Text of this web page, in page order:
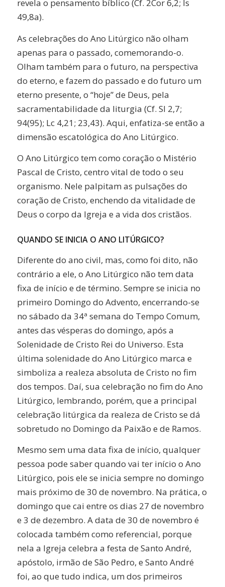
revela o pensamento bíblico (Cf. 2Cor 6,2; Is
49,8a).
As celebrações do Ano Litúrgico não olham
apenas para o passado, comemorando-o.
Olham também para o futuro, na perspectiva
do eterno, e fazem do passado e do futuro um
eterno presente, o “hoje” de Deus, pela
sacramentabilidade da liturgia (Cf. Sl 2,7;
94(95); Lc 4,21; 23,43). Aqui, enfatiza-se então a
dimensão escatológica do Ano Litúrgico.
O Ano Litúrgico tem como coração o Mistério
Pascal de Cristo, centro vital de todo o seu
organismo. Nele palpitam as pulsações do
coração de Cristo, enchendo da vitalidade de
Deus o corpo da Igreja e a vida dos cristãos.
QUANDO SE INICIA O ANO LITÚRGICO?
Diferente do ano civil, mas, como foi dito, não
contrário a ele, o Ano Litúrgico não tem data
fixa de início e de término. Sempre se inicia no
primeiro Domingo do Advento, encerrando-se
no sábado da 34ª semana do Tempo Comum,
antes das vésperas do domingo, após a
Solenidade de Cristo Rei do Universo. Esta
última solenidade do Ano Litúrgico marca e
simboliza a realeza absoluta de Cristo no fim
dos tempos. Daí, sua celebração no fim do Ano
Litúrgico, lembrando, porém, que a principal
celebração litúrgica da realeza de Cristo se dá
sobretudo no Domingo da Paixão e de Ramos.
Mesmo sem uma data fixa de início, qualquer
pessoa pode saber quando vai ter início o Ano
Litúrgico, pois ele se inicia sempre no domingo
mais próximo de 30 de novembro. Na prática, o
domingo que cai entre os dias 27 de novembro
e 3 de dezembro. A data de 30 de novembro é
colocada também como referencial, porque
nela a Igreja celebra a festa de Santo André,
apóstolo, irmão de São Pedro, e Santo André
foi, ao que tudo indica, um dos primeiros